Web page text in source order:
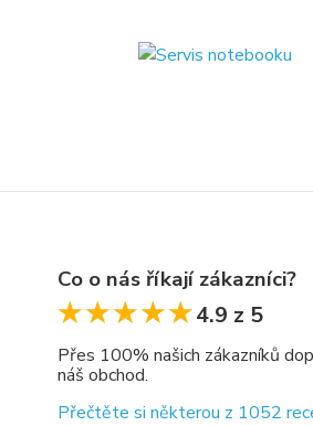
Co o nás říkají zákazníci?
★★★★★
★★★★★4.9 z 5
Přes 100% našich zákazníků
náš obchod.
Přečtěte si některou z 1052